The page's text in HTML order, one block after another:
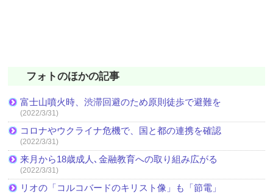
フォトのほかの記事
富士山噴火時、渋滞回避のため原則徒歩で避難を
(2022/3/31)
コロナやウクライナ危機で、国と都の連携を確認
(2022/3/31)
来月から18歳成人､金融教育への取り組み広がる
(2022/3/31)
リオの「コルコバードのキリスト像」も「節電」